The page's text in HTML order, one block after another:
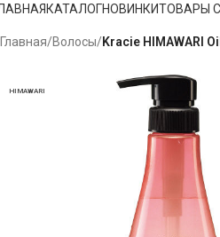
КАТАЛОГНОВИНКИТОВАРЫ
Главная/Волосы/Kracie HIMAWARI
HIMAWARI